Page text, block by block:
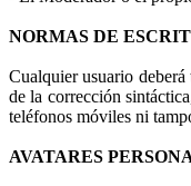
NORMAS DE
Cualquier usuario
de la corrección
teléfonos móviles ni
AVATARES